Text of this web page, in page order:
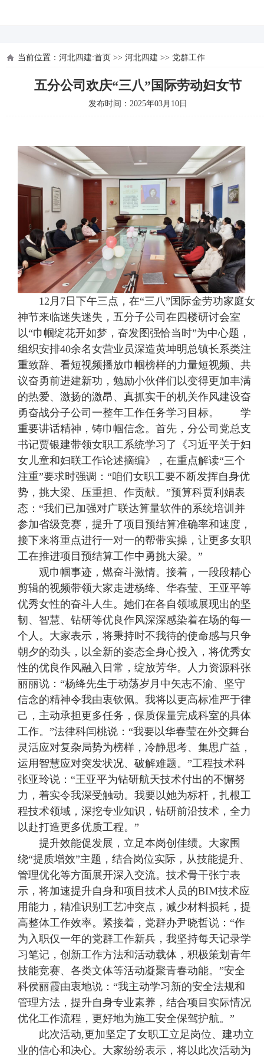
当前位置： 河北四建:首页 >> 河北四建 >> 党群工作
五分公司欢庆“三八”国际劳动妇女节
发布时间：2025年03月10日
12月7日下午三点，在“三八”国际金劳功家庭女
神节来临迷失迷失，五分子公司在四楼研讨会室
以“巾帼绽花开如梦，奋发图强恰当时”为中心题，
组织安排40余名女营业员深造黄坤明总镇长系类注
重致辞、看短视频播放巾帼榜样的力量短视频、共
议奋勇前进建新功，勉励小伙伴们以变得更加丰满
的热爱、激扬的激昂、真抓实干的机关作风建设奋
勇奋战分子公司一整年工作任务学习目标。 学
重要讲话精神，铸巾帼信念。首先，分公司党总支
书记贾银建带领女职工系统学习了《习近平关于妇
女儿童和妇联工作论述摘编》，在重点解读“三个
注重”要求时强调：“咱们女职工要不断发挥自身优
势，挑大梁、压重担、作贡献。”预算科贾利娟表
态：“我们已加强对广联达算量软件的系统培训并
参加省级竞赛，提升了项目预结算准确率和速度，
接下来将重点进行一对一的帮带实操，让更多女职
工在推进项目预结算工作中勇挑大梁。”
观巾帼事迹，燃奋斗激情。接着，一段段精心
剪辑的视频带领大家走进杨绛、华春莹、王亚平等
优秀女性的奋斗人生。她们在各自领域展现出的坚
韧、智慧、钻研等优良作风深深感染着在场的每一
个人。大家表示，将秉持时不我待的使命感与只争
朝夕的劲头，以全新的姿态全身心投入，将优秀女
性的优良作风融入日常，绽放芳华。人力资源科张
丽丽说：“杨绛先生于动荡岁月中矢志不渝、坚守
信念的精神令我由衷钦佩。我将以更高标准严于律
己，主动承担更多任务，保质保量完成科室的具体
工作。”法律科闫桃说：“我要以华春莹在外交舞台
灵活应对复杂局势为榜样，冷静思考、集思广益，
运用智慧应对突发状况、破解难题。”工程技术科
张亚玲说：“王亚平为钻研航天技术付出的不懈努
力，着实令我深受触动。我要以她为标杆，扎根工
程技术领域，深挖专业知识，钻研前沿技术，全力
以赴打造更多优质工程。”
提升效能促发展，立足本岗创佳绩。大家围
绕“提质增效”主题，结合岗位实际，从技能提升、
管理优化等方面展开深入交流。技术骨干张宁表
示，将加速提升自身和项目技术人员的BIM技术应
用能力，精准识别工艺冲突点，减少材料损耗，提
高整体工作效率。紧接着，党群办尹晓哲说：“作
为入职仅一年的党群工作新兵，我坚持每天记录学
习笔记，创新工作方法和活动载体，积极策划青年
技能竞赛、各类文体等活动凝聚青春动能。”安全
科侯丽霞由衷地说：“我主动学习新的安全法规和
管理方法，提升自身专业素养，结合项目实际情况
优化工作流程，更好地为施工安全保驾护航。”
此次活动,更加坚定了女职工立足岗位、建功立
业的信心和决心。大家纷纷表示，将以此次活动为